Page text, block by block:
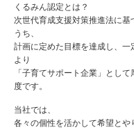
くるみん認定とは？
次世代育成支援対策推進法に
うち、
計画に定めた目標を達成し、
より
「子育てサポート企業」とし
度です。
当社では、
各々の個性を活かして希望とや